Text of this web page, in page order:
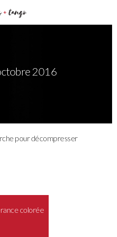
2016
pour décompresser
colorée